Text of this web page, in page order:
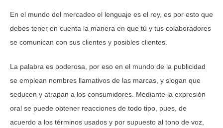
En el mundo del mercadeo el lenguaje es el rey, es por esto que
debes tener en cuenta la manera en que tú y tus colaboradores
se comunican con sus clientes y posibles clientes.
La palabra es poderosa, por eso en el mundo de la publicidad
se emplean nombres llamativos de las marcas, y slogan que
seducen y atrapan a los consumidores. Mediante la expresión
oral se puede obtener reacciones de todo tipo, pues, de
acuerdo a los términos usados y por supuesto al tono de voz,